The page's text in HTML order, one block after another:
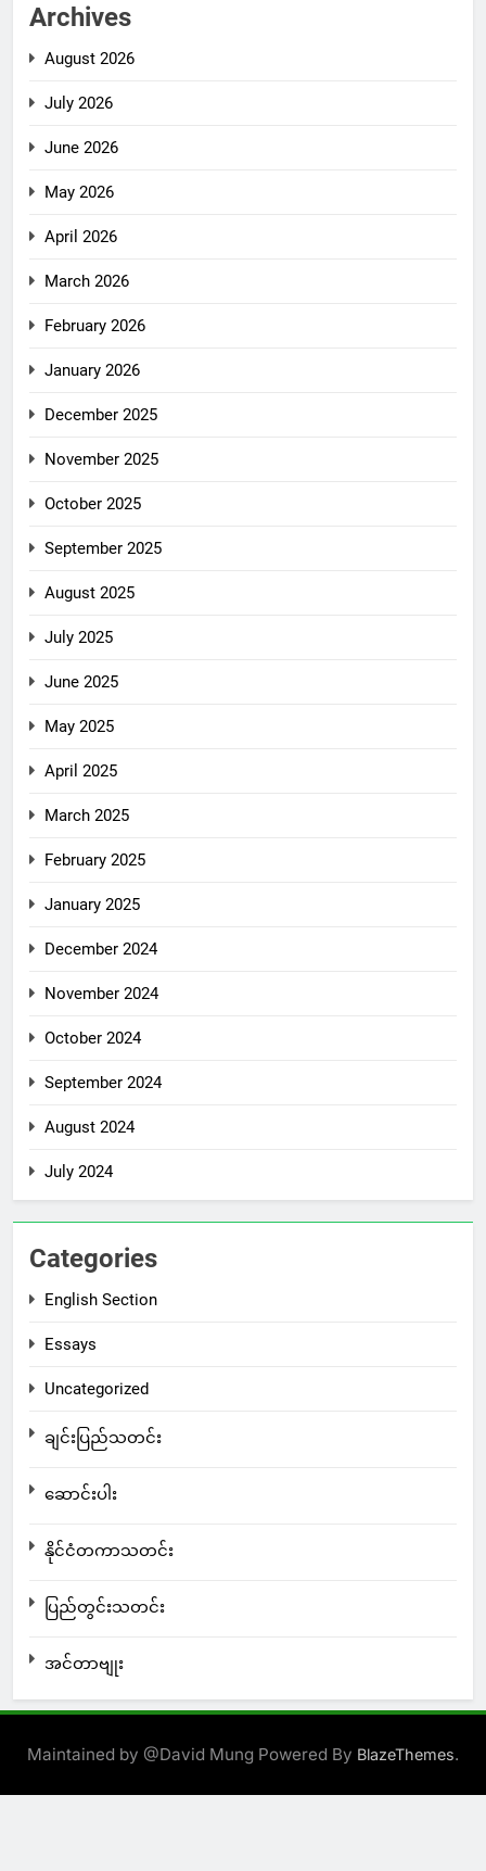
Archives
August 2026
July 2026
June 2026
May 2026
April 2026
March 2026
February 2026
January 2026
December 2025
November 2025
October 2025
September 2025
August 2025
July 2025
June 2025
May 2025
April 2025
March 2025
February 2025
January 2025
December 2024
November 2024
October 2024
September 2024
August 2024
July 2024
Categories
English Section
Essays
Uncategorized
ချင်းပြည်သတင်း
ဆောင်းပါး
နိုင်ငံတကာသတင်း
ပြည်တွင်းသတင်း
အင်တာဗျုး
Maintained by @David Mung Powered By BlazeThemes.